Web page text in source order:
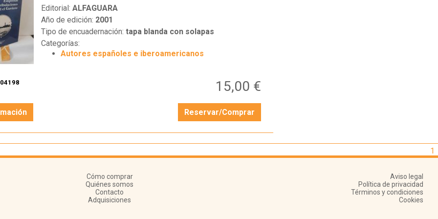
Editorial: ALFAGUARA
Año de edición: 2001
Tipo de encuadernación: tapa blanda con solapas
Categorías:
Autores españoles e iberoamericanos
15,00 €
Reservar/Comprar
1
Cómo comprar
Quiénes somos
Contacto
Adquisiciones
Aviso legal
Política de privacidad
Términos y condiciones
Cookies